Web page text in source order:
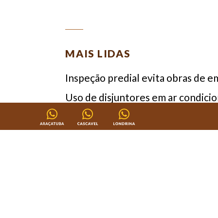
MAIS LIDAS
Inspeção predial evita obras de
Uso de disjuntores em ar
Sempre no lugar certo